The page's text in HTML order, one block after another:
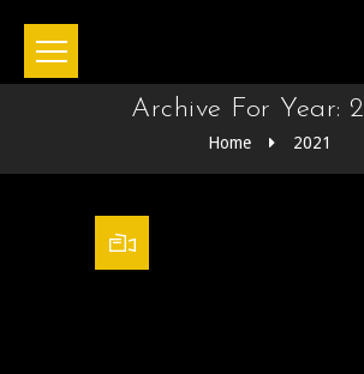
Archive For Year:
Home 2021